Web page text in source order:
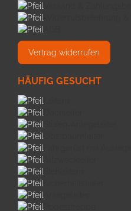
Vertrag widerrufen
HÄUFIG GESUCHT